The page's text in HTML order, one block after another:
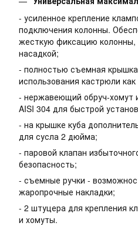
- усиленное крепление
подключения колонны.
жесткую фиксацию колонны,
насадкой;
- полностью съемная
использования кастрюли
- нержавеющий обруч-хомут
AISI 304 для быстрой
- на крышке куба
для сусла 2 дюйма;
- паровой клапан
безопасность;
- съемные ручки -
жаропрочные накладки;
- 2 штуцера для крепления
и хомуты.